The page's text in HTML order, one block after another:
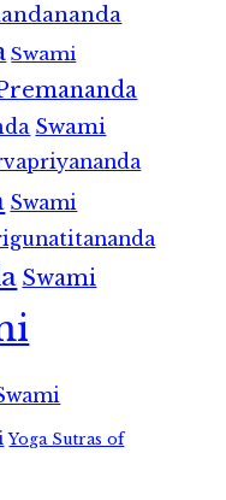
Swami
Swami
Swami
Swami
Yoga Sutras of